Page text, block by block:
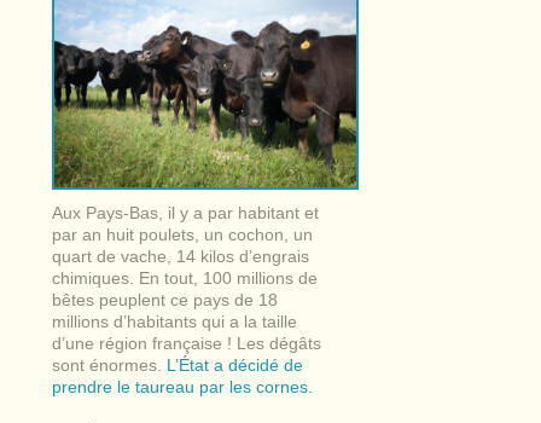
Aux Pays-Bas, il y a par habitant et
par an huit poulets, un cochon, un
quart de vache, 14 kilos d’engrais
chimiques. En tout, 100 millions de
bêtes peuplent ce pays de 18
millions d’habitants qui a la taille
d’une région française ! Les dégâts
sont énormes. L’État a décidé de
prendre le taureau par les cornes.